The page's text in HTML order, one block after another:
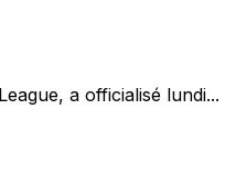
a officialisé lundi...